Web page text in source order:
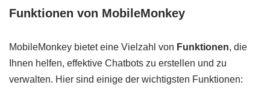
Funktionen von MobileMonkey
MobileMonkey bietet eine Vielzahl von Funktionen, die
Ihnen helfen, effektive Chatbots zu erstellen und zu
verwalten. Hier sind einige der wichtigsten Funktionen: